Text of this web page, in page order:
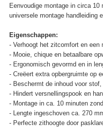
Eenvoudige montage in circa
universele montage handleiding
Eigenschappen:
- Verhoogt het zitcomfort en een
- Mooie, chique en betaalbare
- Ergonomisch gevormd en in
- Creëert extra opbergruimte op
- Beschermt de inhoud voor
- Hindert versnellingspook en
- Montage in ca. 10 minuten
- Lengte ingeschoven ca. 270
- Perfecte zithoogte door